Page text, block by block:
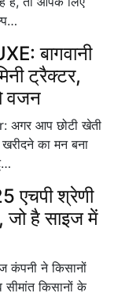
बागवानी
ट्रैक्टर,
वजन
अगर आप छोटी खेती
खरीदने का मन बना
एचपी श्रेणी
जो है साइज में
ने किसानों
किसानों के